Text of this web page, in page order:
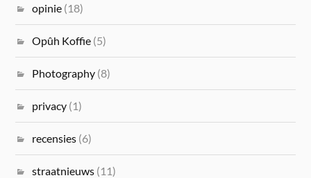
opinie (18)
Opûh Koffie (5)
Photography (8)
privacy (1)
recensies (6)
straatnieuws (11)